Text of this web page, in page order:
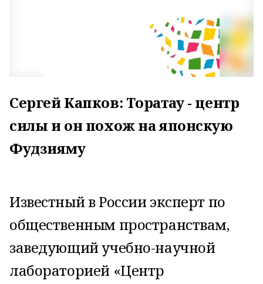
Сергей Капков: Торатау - центр
силы и он похож на японскую
Фудзияму
Известный в России эксперт по
общественным пространствам,
заведующий учебно-научной
лабораторией «Центр